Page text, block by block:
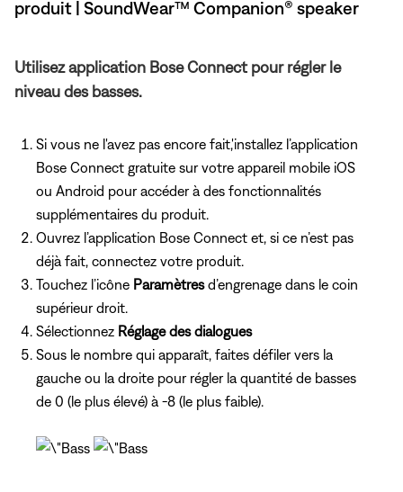
produit | SoundWear™ Companion® speaker
Utilisez application Bose Connect pour régler le
niveau des basses.
Si vous ne l'avez pas encore fait,'installez l’application
Bose Connect gratuite sur votre appareil mobile iOS
ou Android pour accéder à des fonctionnalités
supplémentaires du produit.
Ouvrez l’application Bose Connect et, si ce n’est pas
déjà fait, connectez votre produit.
Touchez l’icône Paramètresd’engrenage dans le coin
supérieur droit.
Sélectionnez Réglage des dialogues
Sous le nombre qui apparaît, faites défiler vers la
gauche ou la droite pour régler la quantité de basses
de 0 (le plus élevé) à -8 (le plus faible).